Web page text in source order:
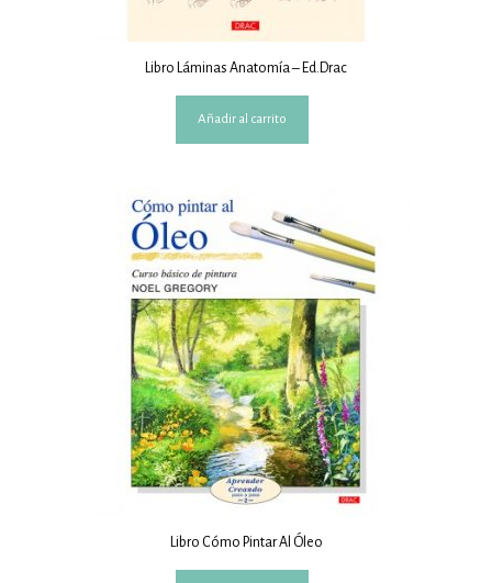
Libro Láminas Anatomía – Ed.Drac
Añadir al carrito
Libro Cómo Pintar Al Óleo